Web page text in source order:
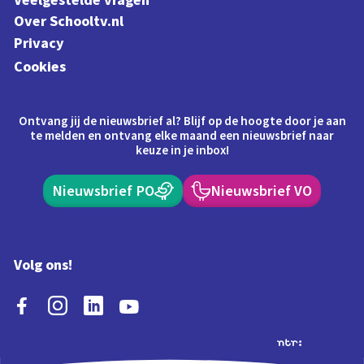
Over Schooltv.nl
Privacy
Cookies
Ontvang jij de nieuwsbrief al? Blijf op de hoogte door je aan
te melden en ontvang elke maand een nieuwsbrief naar
keuze in je inbox!
Nieuwsbrief PO Nieuwsbrief VO
Volg ons!